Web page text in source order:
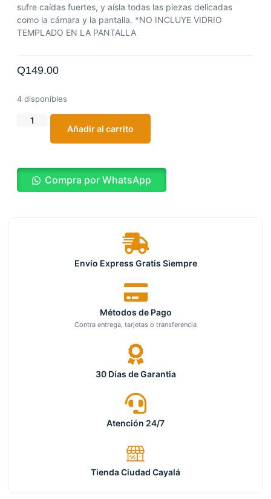
sufre caídas fuertes, y aísla todas las piezas delicadas
como la cámara y la pantalla. *NO INCLUYE VIDRIO
TEMPLADO EN LA PANTALLA
Q149.00
4 disponibles
Añadir al carrito
Compra por WhatsApp
Envío Express Gratis Siempre
Métodos de Pago
Contra entrega, tarjetas o transferencia
30 Días de Garantia
Atención 24/7
Tienda Ciudad Cayalá